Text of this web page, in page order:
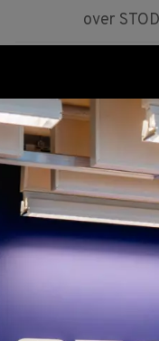
over